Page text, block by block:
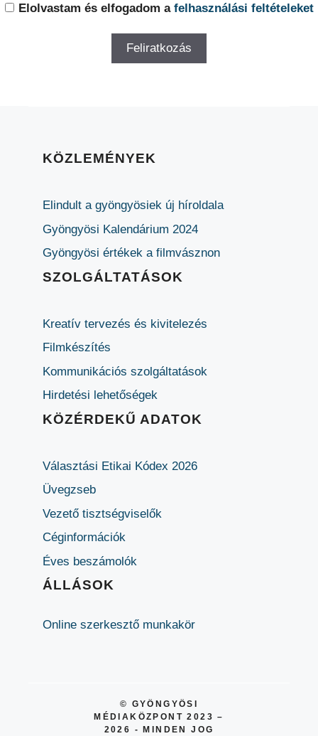
Elolvastam és elfogadom a felhasználási feltételeket
KÖZLEMÉNYEK
Elindult a gyöngyösiek új híroldala
Gyöngyösi Kalendárium 2024
Gyöngyösi értékek a filmvásznon
SZOLGÁLTATÁSOK
Kreatív tervezés és kivitelezés
Filmkészítés
Kommunikációs szolgáltatások
Hirdetési lehetőségek
KÖZÉRDEKŰ ADATOK
Választási Etikai Kódex 2026
Üvegzseb
Vezető tisztségviselők
Céginformációk
Éves beszámolók
ÁLLÁSOK
Online szerkesztő munkakör
© GYÖNGYÖSI
MÉDIAKÖZPONT 2023 –
2026 - MINDEN JOG